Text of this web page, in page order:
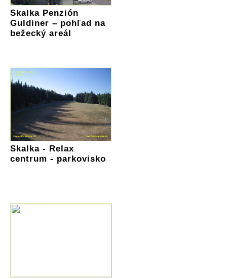
Skalka Penzión
Guldiner – pohľad na
bežecký areál
Skalka - Relax
centrum - parkovisko